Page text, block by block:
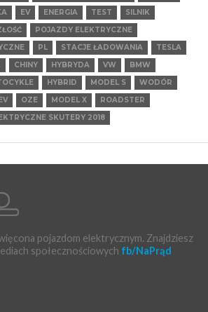
EV ENERGIA TEST
SILNIK
POJAZDY ELEKTRYCZNE
PL STACJE ŁADOWANIA
TESLA
CHINY HYBRYDA VW
BMW
HYBRID MODEL S
WODÓR
OZE MODEL X
ROADSTER
SKUTERY 2018
pojazdom elektrycznym. Znajdziesz
społecznościowych fb/NaPrąd